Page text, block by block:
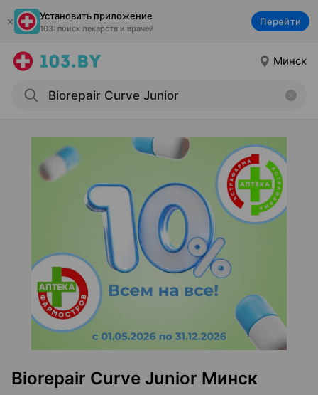
Установить приложение
103: поиск лекарств и врачей
Перейти
Минск
Biorepair Curve Junior Минск